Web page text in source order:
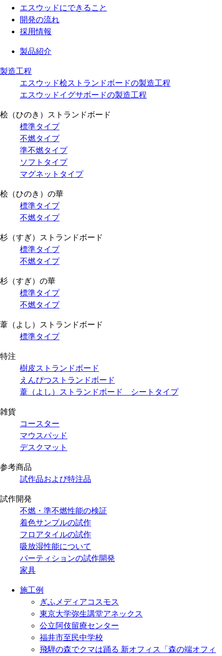
エスウッドにできること
開発の流れ
採用情報
製品紹介
製造工程
エスウッド桧ストランドボードの製造工程
エスウッドイグサボードの製造工程
桧（ひのき）ストランドボード
標準タイプ
不燃タイプ
準不燃タイプ
ソフトタイプ
マグネットタイプ
桧（ひのき）の華
標準タイプ
不燃タイプ
杉（すぎ）ストランドボード
標準タイプ
不燃タイプ
杉（すぎ）の華
標準タイプ
不燃タイプ
葦（よし）ストランドボード
標準タイプ
特注
樹皮ストランドボード
えんぴつストランドボード
葦（よし）ストランドボード シートタイプ
雑貨
コースター
マウスパッド
デスクマット
参考商品
試作品および特注品
試作開発
不燃・準不燃性能の検証
着色サンプルの試作
フロアタイルの試作
吸放湿性能について
パーティションの試作開発
家具
施工例
ぎふメディアコスモス
東京大学弥生講堂アネックス
公立阿伎留療センター
福井市至民中学校
飛騨の森でクマは踊る 新オフィス「森の端オフィ